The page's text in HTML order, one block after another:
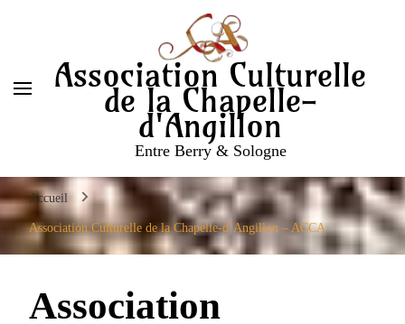
Association Culturelle
de la Chapelle-
d'Angillon
Entre Berry & Sologne
Accueil
Association Culturelle de la Chapelle-d’Angillon – ACCA
Association